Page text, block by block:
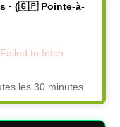
· (🇬🇵 Pointe-à-
to fetch
les 30 minutes.